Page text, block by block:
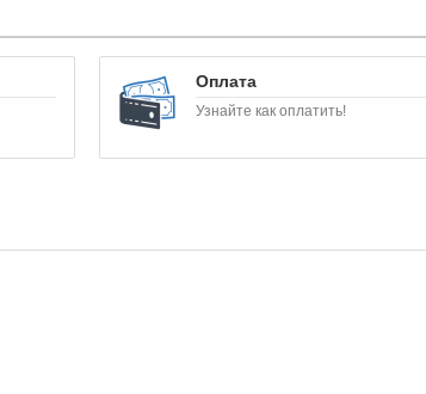
Оплата
Узнайте как оплатить!